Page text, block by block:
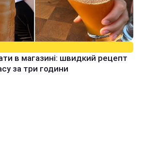
в магазині: швидкий рецепт
за три години